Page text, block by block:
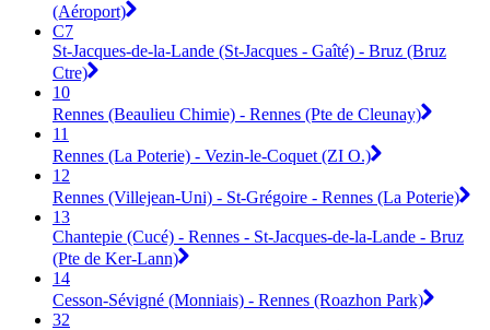
(Aéroport)
C7
St-Jacques-de-la-Lande (St-Jacques - Gaîté) - Bruz (Bruz
Ctre)
10
Rennes (Beaulieu Chimie) - Rennes (Pte de Cleunay)
11
Rennes (La Poterie) - Vezin-le-Coquet (ZI O.)
12
Rennes (Villejean-Uni) - St-Grégoire - Rennes (La Poterie)
13
Chantepie (Cucé) - Rennes - St-Jacques-de-la-Lande - Bruz
(Pte de Ker-Lann)
14
Cesson-Sévigné (Monniais) - Rennes (Roazhon Park)
32